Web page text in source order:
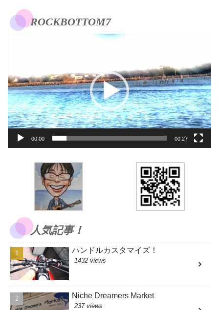
ROCKBOTTOM7
レ
ー
ヤ
ー
00:00 00:27
人気記事！
ハンドルカスタマイズ！
1432 views
Niche Dreamers Market
237 views